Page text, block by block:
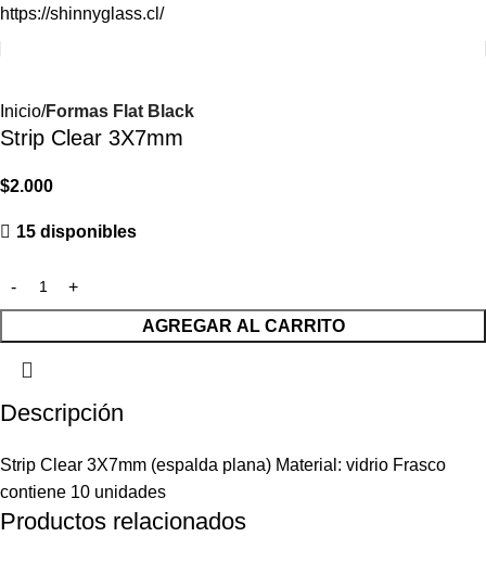
https://shinnyglass.cl/
Inicio Formas Flat Black
Strip Clear 3X7mm
$2.000
15 disponibles
AGREGAR AL CARRITO
Descripción
Strip Clear 3X7mm (espalda plana) Material: vidrio Frasco
contiene 10 unidades
Productos relacionados